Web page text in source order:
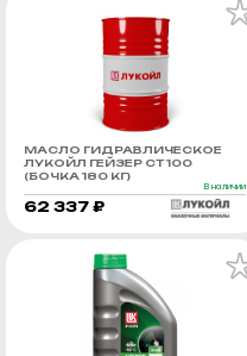
МАСЛО ГИДРАВЛИЧЕСКОЕ
ЛУКОЙЛ ГЕЙЗЕР СТ 100
(БОЧКА 180 КГ)
В наличии
62 337 ₽